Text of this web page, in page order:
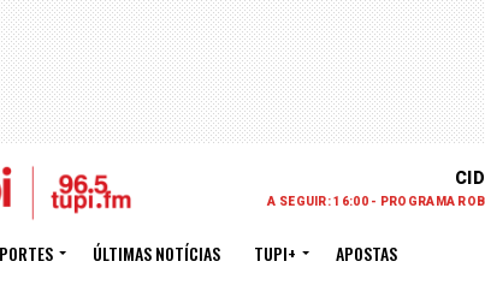
A SEGUIR: 16:00 - PROGRAMA
ÚLTIMAS NOTÍCIAS TUPI+ APOSTAS